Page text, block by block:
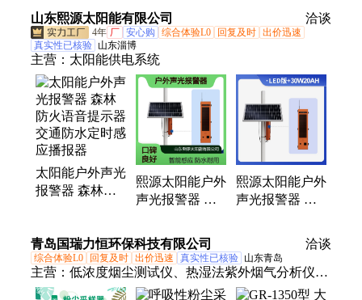
降低鸟害损失
果显著 景区鸟
类管控
山东熙源太阳能有限公司 洽谈
4年 厂 安心购 综合体验L0 回复及时 出价迅速
真实性已核验 山东淄博
主营： 太阳能供电系统
太阳能户外声光
报警器 森林防
应播报器
熙源太阳能户外
声光报警器 森
器 交通防水定
时感
熙源太阳能户外
声光报警器 森
器 交通防水定
时感应
青岛国瑞力恒环保科技有限公司 洽谈
综合体验L0 回复及时 出价迅速 真实性已核验 山东青岛
主营： 低浓度烟尘测试仪、热湿法紫外烟气分析仪、
手持气体检测仪、生物毒性检测仪、大流量空气微生